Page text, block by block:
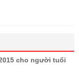
cho người tuổi